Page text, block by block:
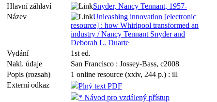
Hlavní záhlaví
Snyder, Nancy Tennant, 1957-
Název
Unleashing innovation [electronic
resource] : how Whirlpool transformed an
industry / Nancy Tennant Snyder and
Deborah L. Duarte
Vydání
1st ed.
Nakl. údaje
San Francisco : Jossey-Bass, c2008
Popis (rozsah)
1 online resource (xxiv, 244 p.) : ill
Externí odkaz
Plný text PDF
* Návod pro vzdálený přístup